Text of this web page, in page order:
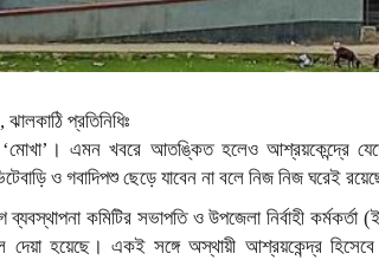
প্রতিনিধিঃ
এমন খবরে আতঙ্কিত হলেও আশ্রয়কেন্দ্রে
ও গবাদিপশু ছেড়ে যাবেন না বলে নিজ নিজ ঘরেই
ব্যবস্থাপনা কমিটির সভাপতি ও উপজেলা নির্বাহী
দেয়া হয়েছে। একই সঙ্গে অস্থায়ী আশ্রয়কেন্দ্র হিসেবে